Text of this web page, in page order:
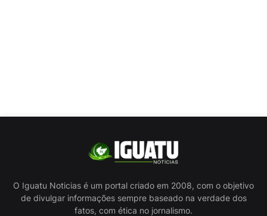
O Iguatu Noticias é um portal criado em 2008, com o objetivo
de divulgar informações sempre baseado na verdade dos
fatos, com ética no jornalismo.